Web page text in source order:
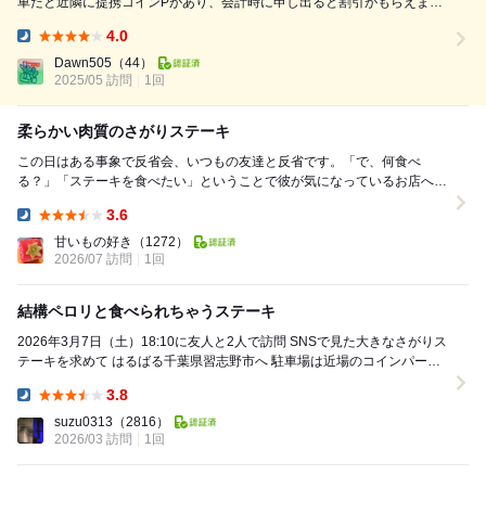
3人1組の待ち列がありました。 開店と同時に予約の2組を通してから4組
目での...
4.0
Dawn505 （44）
2025/05 訪問
1回
柔らかい肉質のさがりステーキ
この日はある事象で反省会、いつもの友達と反省です。「で、何食べ
る？」「ステーキを食べたい」ということで彼が気になっているお店へ初
3.6
甘いもの好き
（1272）
2026/07 訪問
1回
結構ペロリと食べられちゃうステーキ
2026年3月7日（土）18:10に友人と2人で訪問 SNSで見た大きなさがりス
テーキを求めて はるばる千葉県習志野市へ 駐車場は近場のコインパーキ
3.8
suzu0313 （2816）
2026/03 訪問
1回